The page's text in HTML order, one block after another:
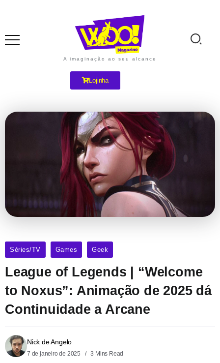
A imaginação ao seu alcance
Lojinha
Séries/TV Games Geek
League of Legends | “Welcome
to Noxus”: Animação de 2025 dá
Continuidade a Arcane
Nick de Angelo
7 de janeiro de 2025 3 Mins Read